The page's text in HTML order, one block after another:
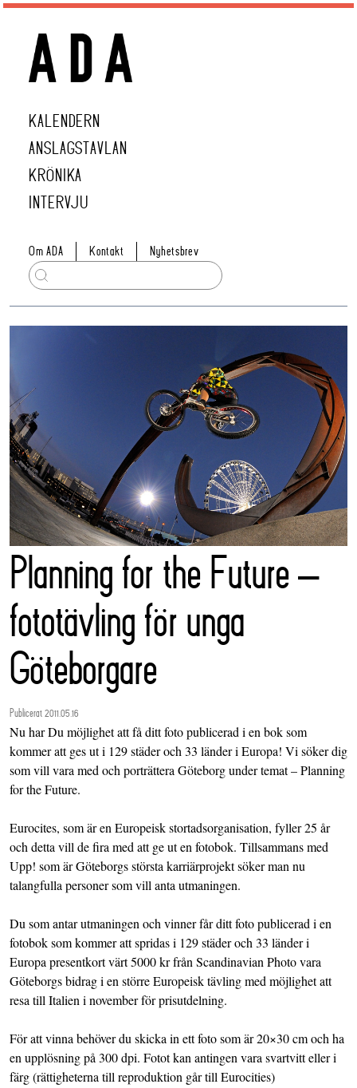
KALENDERN
ANSLAGSTAVLAN
KRÖNIKA
INTERVJU
Om ADA Kontakt Nyhetsbrev
Planning for the Future –
fototävling för unga
Göteborgare
Publicerat 2011.05.16
Nu har Du möjlighet att få ditt foto publicerad i en bok som
kommer att ges ut i 129 städer och 33 länder i Europa! Vi söker dig
som vill vara med och porträttera Göteborg under temat – Planning
for the Future.
Eurocites, som är en Europeisk stortadsorganisation, fyller 25 år
och detta vill de fira med att ge ut en fotobok. Tillsammans med
Upp! som är Göteborgs största karriärprojekt söker man nu
talangfulla personer som vill anta utmaningen.
Du som antar utmaningen och vinner får ditt foto publicerad i en
fotobok som kommer att spridas i 129 städer och 33 länder i
Europa presentkort värt 5000 kr från Scandinavian Photo vara
Göteborgs bidrag i en större Europeisk tävling med möjlighet att
resa till Italien i november för prisutdelning.
För att vinna behöver du skicka in ett foto som är 20×30 cm och ha
en upplösning på 300 dpi. Fotot kan antingen vara svartvitt eller i
färg (rättigheterna till reproduktion går till Eurocities)